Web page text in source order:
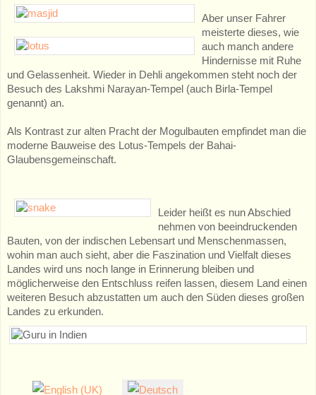
Aber unser Fahrer
meisterte dieses, wie
auch manch andere
Hindernisse mit Ruhe
und Gelassenheit. Wieder in Dehli angekommen steht noch der
Besuch des Lakshmi Narayan-Tempel (auch Birla-Tempel
genannt) an.
Als Kontrast zur alten Pracht der Mogulbauten empfindet man die
moderne Bauweise des Lotus-Tempels der Bahai-
Glaubensgemeinschaft.
Leider heißt es nun Abschied
nehmen von beeindruckenden
Bauten, von der indischen Lebensart und Menschenmassen,
wohin man auch sieht, aber die Faszination und Vielfalt dieses
Landes wird uns noch lange in Erinnerung bleiben und
möglicherweise den Entschluss reifen lassen, diesem Land einen
weiteren Besuch abzustatten um auch den Süden dieses großen
Landes zu erkunden.